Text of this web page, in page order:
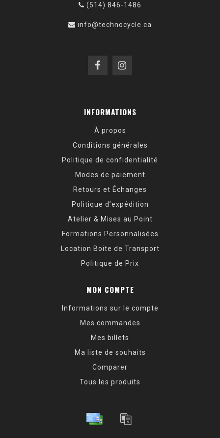
(514) 846-1486
info@technocycle.ca
INFORMATIONS
À propos
Conditions générales
Politique de confidentialité
Modes de paiement
Retours et Échanges
Politique d’expédition
Atelier & Mises au Point
Formations Personnalisées
Location Boite de Transport
Politique de Prix
MON COMPTE
Informations sur le compte
Mes commandes
Mes billets
Ma liste de souhaits
Comparer
Tous les produits